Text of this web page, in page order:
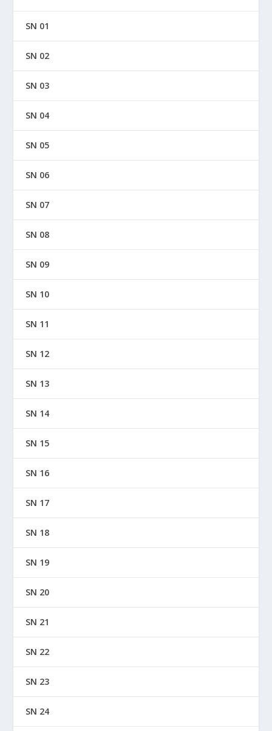
SN 01
SN 02
SN 03
SN 04
SN 05
SN 06
SN 07
SN 08
SN 09
SN 10
SN 11
SN 12
SN 13
SN 14
SN 15
SN 16
SN 17
SN 18
SN 19
SN 20
SN 21
SN 22
SN 23
SN 24